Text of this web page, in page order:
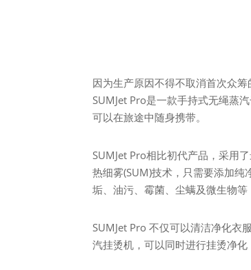
因为生产原因不得不取消首次众
SUMJet Pro是一款手持式无绳蒸
可以在旅途中随身携带。
SUMJet Pro相比初代产品，采用
热细雾(SUM)技术，只需要添加
垢、油污、霉菌、尘螨及微生物等
SUMJet Pro 不仅可以清洁净化衣
汽挂烫机，可以同时进行挂烫净化